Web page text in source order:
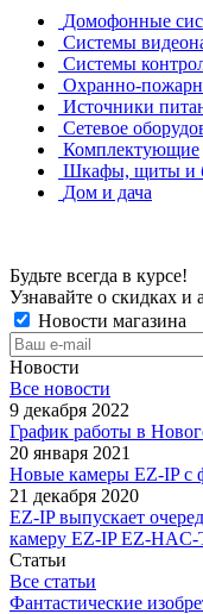
Домофонные
Системы
Системы
Охранно-
Источники
Сетевое
Комплектующие
Шкафы, щиты и
Дом и дача
Будьте всегда в курсе!
Узнавайте о скидках и
Новости магазина
Новости
Все новости
9 декабря 2022
График работы в
20 января 2021
Новые камеры EZ-IP с
21 декабря 2020
EZ-IP выпускает
камеру EZ-IP EZ-HAC-
Статьи
Все статьи
Фантастические